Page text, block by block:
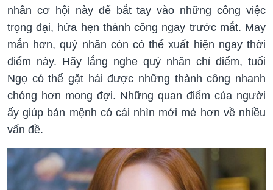
nhân cơ hội này để bắt tay vào những công việc
trọng đại, hứa hẹn thành công ngay trước mắt. May
mắn hơn, quý nhân còn có thể xuất hiện ngay thời
điểm này. Hãy lắng nghe quý nhân chỉ điểm, tuổi
Ngọ có thể gặt hái được những thành công nhanh
chóng hơn mong đợi. Những quan điểm của người
ấy giúp bản mệnh có cái nhìn mới mẻ hơn về nhiều
vấn đề.